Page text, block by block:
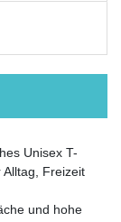
Unisex T-
Freizeit
und hohe